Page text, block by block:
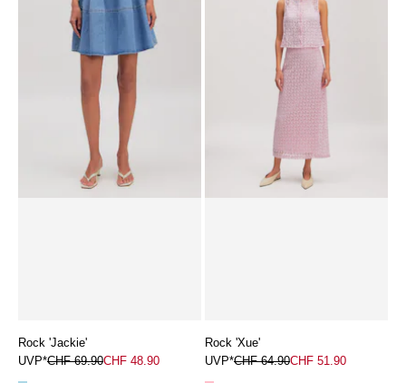
Rock 'Yasemin'
CHF 49.90 CHF 34.90 CHF 89.90CHF 35.90
Rock 'Jackie'
UVP*CHF 69.90CHF 48.90
Rock 'Xue'
UVP*CHF 64.90CHF 51.90